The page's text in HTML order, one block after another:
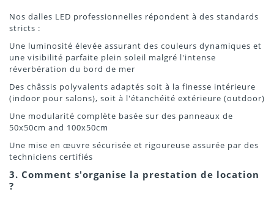
Nos dalles LED professionnelles répondent à des standards
stricts :
Une luminosité élevée assurant des couleurs dynamiques et
une visibilité parfaite plein soleil malgré l'intense
réverbération du bord de mer
Des châssis polyvalents adaptés soit à la finesse intérieure
(indoor pour salons), soit à l'étanchéité extérieure (outdoor)
Une modularité complète basée sur des panneaux de
50x50cm and 100x50cm
Une mise en œuvre sécurisée et rigoureuse assurée par des
techniciens certifiés
3. Comment s'organise la prestation de location
?